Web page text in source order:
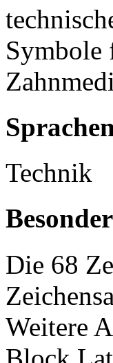
Symbole
Technik
Die 68
Weitere